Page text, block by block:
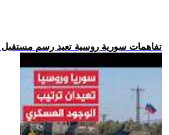
.. تفاهمات سورية روسية تعيد رسم مستقبل